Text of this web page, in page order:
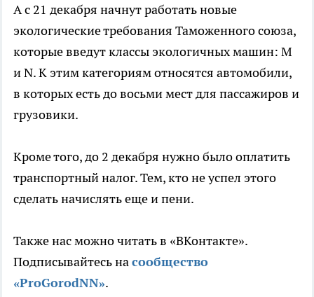
А с 21 декабря начнут работать новые
экологические требования Таможенного союза,
которыe введут классы экологичных машин: M
и N. К этим категориям относятся автомобили,
в которых есть до восьми мест для пассажиров и
грузовики.
Кроме того, до 2 декабря нужно было оплатить
транспортный налог. Тем, кто не успел этого
сделать начислять еще и пени.
Также нас можно читать в «ВКонтакте».
Подписывайтесь насообщество
«ProGorodNN».